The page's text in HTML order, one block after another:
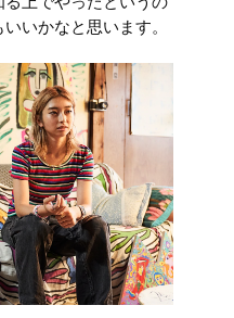
いかなと思います。